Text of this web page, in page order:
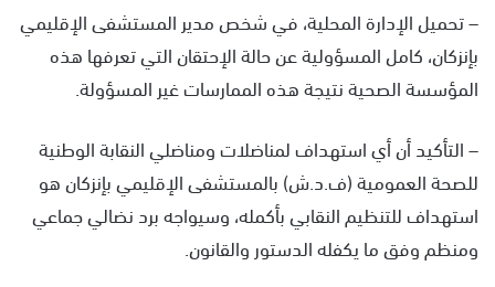
– تحميل الإدارة المحلية، في شخص مدير المستشفى الإقليمي
بإنزكان، كامل المسؤولية عن حالة الإحتقان التي تعرفها هذه
المؤسسة الصحية نتيجة هذه الممارسات غير المسؤولة.
– التأكيد أن أي استهداف لمناضلات ومناضلي النقابة الوطنية
للصحة العمومية (ف.د.ش) بالمستشفى الإقليمي بإنزكان هو
استهداف للتنظيم النقابي بأكمله، وسيواجه برد نضالي جماعي
ومنظم وفق ما يكفله الدستور والقانون.